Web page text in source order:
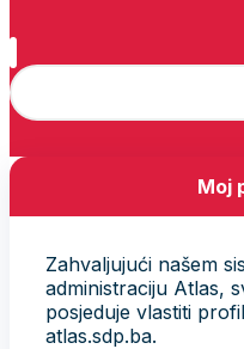
Moj
Zahvaljujući našem
administraciju Atlas,
posjeduje vlastiti
atlas.sdp.ba.